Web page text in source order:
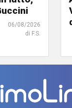
06/08/2026
di F.S.